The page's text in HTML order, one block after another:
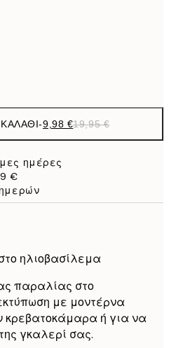
-9,98 €19,95 €
ημέρες
€
ηλιοβασίλεμα
παραλίας στο
με μοντέρνα
κρεβατοκάμαρα ή για να
γκαλερί σας.